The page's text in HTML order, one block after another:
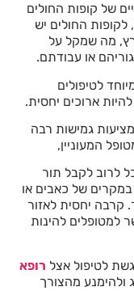
של קופות החולים
החולים יש
מה שמקל על
או עבודתם.
לטיפולים
ארוכים יחסית.
גמישות רבה
המעוניין,
לרוב לקבל תור
של כאבים או
קרבה יחסית לאזור
למטופלים להינות
לטיפול אצל רופא
ולהימנע מהצורך